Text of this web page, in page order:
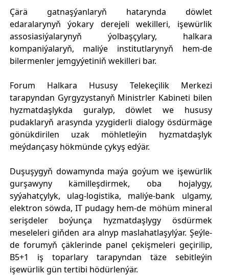
Çärä gatnaşýanlaryň hatarynda döwlet
edaralarynyň ýokary derejeli wekilleri, işewürlik
assosiasiýalarynyň ýolbaşçylary, halkara
kompaniýalaryň, maliýe institutlarynyň hem-de
bilermenler jemgyýetiniň wekilleri bar.
Forum Halkara Hususy Telekeçilik Merkezi
tarapyndan Gyrgyzystanyň Ministrler Kabineti bilen
hyzmatdaşlykda guralyp, döwlet we hususy
pudaklaryň arasynda yzygiderli dialogy ösdürmäge
gönükdirilen uzak möhletleýin hyzmatdaşlyk
meýdançasy hökmünde çykyş edýär.
Duşuşygyň dowamynda maýa goýum we işewürlik
gurşawyny kämilleşdirmek, oba hojalygy,
syýahatçylyk, ulag-logistika, maliýe-bank ulgamy,
elektron söwda, IT pudagy hem-de möhüm mineral
serişdeler boýunça hyzmatdaşlygy ösdürmek
meseleleri giňden ara alnyp maslahatlaşylýar. Şeýle-
de forumyň çäklerinde panel çekişmeleri geçirilip,
B5+1 iş toparlary tarapyndan täze sebitleýin
işewürlik gün tertibi hödürlenýär.